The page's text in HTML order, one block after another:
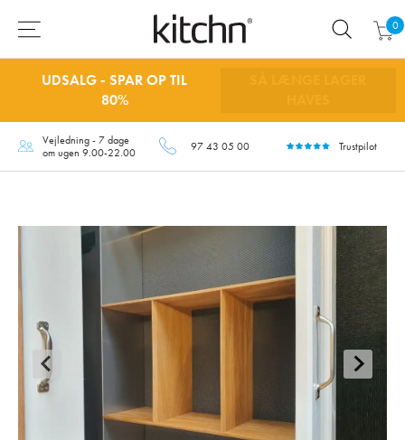
0
UDSALG - SPAR OP TIL
80%
Vejledning - 7 dage
om ugen 9.00-22.00
97 43 05 00 Trustpilot